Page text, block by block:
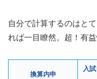
自分で計算するのはと
れば一目瞭然。超！有益
換算内申
入